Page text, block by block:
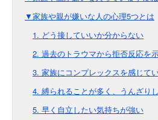
▼家族や親が嫌いな人の心理5つとは
1. どう接していいか分からない
2. 過去のトラウマから拒否反応を
3. 家族にコンプレックスを感じて
4. 縛られることが多く、うんざり
5. 早く自立したい気持ちが強い